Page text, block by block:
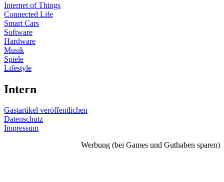
Internet of Things
Connected Life
Smart Cars
Software
Hardware
Musik
Spiele
Lifestyle
Intern
Gastartikel veröffentlichen
Datenschutz
Impressum
Werbung (bei Games und Guthaben sparen)